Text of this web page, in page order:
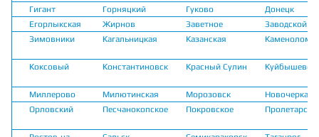
Гигант Горняцкий Гуково
Донецк
Егорлыкская
Жирнов Заветное
Заводской
Зимовники
Кагальницкая Казанская
Коксовый Константиновск Красный Сулин Куйбышево
Миллерово Милютинская Морозовск
Орловский
Песчанокопское Покровское Пролетарск